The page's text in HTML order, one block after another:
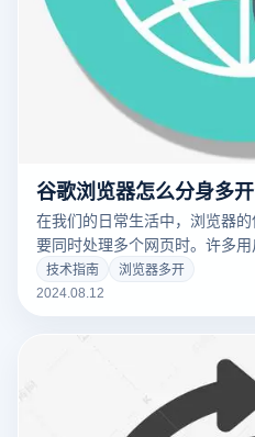
谷歌浏览器怎么分身多
在我们的日常生活中，浏览器
要同时处理多个网页时。许多用
Chrome）时，可能需要同时登
这一点，设置浏览器的多开功能
一些小窍门来帮助解决多账户管
技术指南
浏览器多开
2024.08.12